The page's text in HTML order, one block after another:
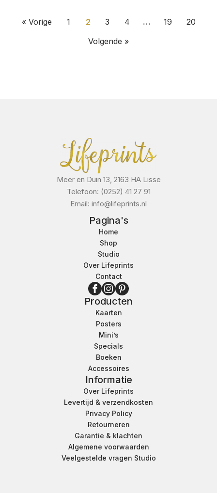
« Vorige 1 2 3 4 … 19
20
Volgende »
Meer en Duin 13, 2163 HA Lisse
Telefoon: (0252) 41 27 91
Email: info@lifeprints.nl
Pagina's
Home
Shop
Studio
Over Lifeprints
Contact
Producten
Kaarten
Posters
Mini’s
Specials
Boeken
Accessoires
Informatie
Over Lifeprints
Levertijd & verzendkosten
Privacy Policy
Retourneren
Garantie & klachten
Algemene voorwaarden
Veelgestelde vragen Studio